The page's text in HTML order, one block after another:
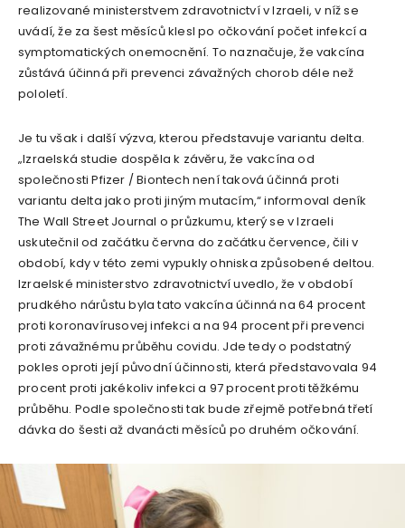
realizované ministerstvem zdravotnictví v Izraeli, v níž se
uvádí, že za šest měsíců klesl po očkování počet infekcí a
symptomatických onemocnění. To naznačuje, že vakcína
zůstává účinná při prevenci závažných chorob déle než
pololetí.
Je tu však i další výzva, kterou představuje variantu delta.
„Izraelská studie dospěla k závěru, že vakcína od
společnosti Pfizer / Biontech není taková účinná proti
variantu delta jako proti jiným mutacím,“ informoval deník
The Wall Street Journal o průzkumu, který se v Izraeli
uskutečnil od začátku června do začátku července, čili v
období, kdy v této zemi vypukly ohniska způsobené deltou.
Izraelské ministerstvo zdravotnictví uvedlo, že v období
prudkého nárůstu byla tato vakcína účinná na 64 procent
proti koronavírusovej infekci a na 94 procent při prevenci
proti závažnému průběhu covidu. Jde tedy o podstatný
pokles oproti její původní účinnosti, která představovala 94
procent proti jakékoliv infekci a 97 procent proti těžkému
průběhu. Podle společnosti tak bude zřejmě potřebná třetí
dávka do šesti až dvanácti měsíců po druhém očkování.